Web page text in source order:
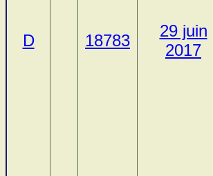
D 18783
29 juin
2017